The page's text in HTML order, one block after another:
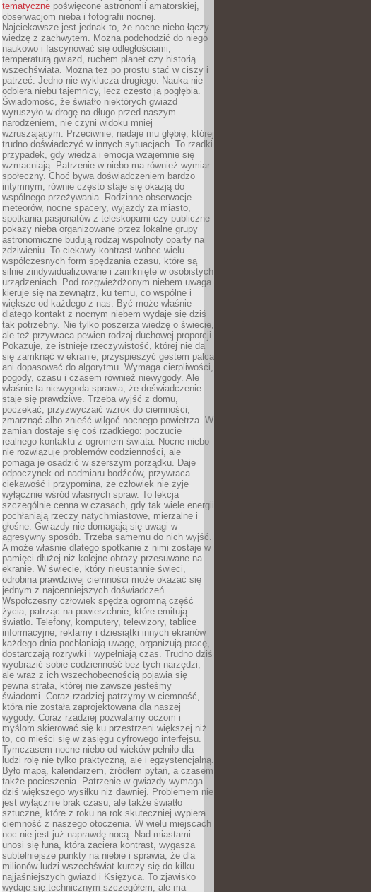
tematyczne poświęcone astronomii amatorskiej,
obserwacjom nieba i fotografii nocnej.
Najciekawsze jest jednak to, że nocne niebo łączy
wiedzę z zachwytem. Można podchodzić do niego
naukowo i fascynować się odległościami,
temperaturą gwiazd, ruchem planet czy historią
wszechświata. Można też po prostu stać w ciszy i
patrzeć. Jedno nie wyklucza drugiego. Nauka nie
odbiera niebu tajemnicy, lecz często ją pogłębia.
Świadomość, że światło niektórych gwiazd
wyruszyło w drogę na długo przed naszym
narodzeniem, nie czyni widoku mniej
wzruszającym. Przeciwnie, nadaje mu głębię, której
trudno doświadczyć w innych sytuacjach. To rzadki
przypadek, gdy wiedza i emocja wzajemnie się
wzmacniają. Patrzenie w niebo ma również wymiar
społeczny. Choć bywa doświadczeniem bardzo
intymnym, równie często staje się okazją do
wspólnego przeżywania. Rodzinne obserwacje
meteorów, nocne spacery, wyjazdy za miasto,
spotkania pasjonatów z teleskopami czy publiczne
pokazy nieba organizowane przez lokalne grupy
astronomiczne budują rodzaj wspólnoty oparty na
zdziwieniu. To ciekawy kontrast wobec wielu
współczesnych form spędzania czasu, które są
silnie zindywidualizowane i zamknięte w osobistych
urządzeniach. Pod rozgwieżdżonym niebem uwaga
kieruje się na zewnątrz, ku temu, co wspólne i
większe od każdego z nas. Być może właśnie
dlatego kontakt z nocnym niebem wydaje się dziś
tak potrzebny. Nie tylko poszerza wiedzę o świecie,
ale też przywraca pewien rodzaj duchowej proporcji.
Pokazuje, że istnieje rzeczywistość, której nie da
się zamknąć w ekranie, przyspieszyć gestem palca
ani dopasować do algorytmu. Wymaga cierpliwości,
pogody, czasu i czasem również niewygody. Ale
właśnie ta niewygoda sprawia, że doświadczenie
staje się prawdziwe. Trzeba wyjść z domu,
poczekać, przyzwyczaić wzrok do ciemności,
zmarznąć albo znieść wilgoć nocnego powietrza. W
zamian dostaje się coś rzadkiego: poczucie
realnego kontaktu z ogromem świata. Nocne niebo
nie rozwiązuje problemów codzienności, ale
pomaga je osadzić w szerszym porządku. Daje
odpoczynek od nadmiaru bodźców, przywraca
ciekawość i przypomina, że człowiek nie żyje
wyłącznie wśród własnych spraw. To lekcja
szczególnie cenna w czasach, gdy tak wiele energii
pochłaniają rzeczy natychmiastowe, mierzalne i
głośne. Gwiazdy nie domagają się uwagi w
agresywny sposób. Trzeba samemu do nich wyjść.
A może właśnie dlatego spotkanie z nimi zostaje w
pamięci dłużej niż kolejne obrazy przesuwane na
ekranie. W świecie, który nieustannie świeci,
odrobina prawdziwej ciemności może okazać się
jednym z najcenniejszych doświadczeń.
Współczesny człowiek spędza ogromną część
życia, patrząc na powierzchnie, które emitują
światło. Telefony, komputery, telewizory, tablice
informacyjne, reklamy i dziesiątki innych ekranów
każdego dnia pochłaniają uwagę, organizują pracę,
dostarczają rozrywki i wypełniają czas. Trudno dziś
wyobrazić sobie codzienność bez tych narzędzi,
ale wraz z ich wszechobecnością pojawia się
pewna strata, której nie zawsze jesteśmy
świadomi. Coraz rzadziej patrzymy w ciemność,
która nie została zaprojektowana dla naszej
wygody. Coraz rzadziej pozwalamy oczom i
myślom skierować się ku przestrzeni większej niż
to, co mieści się w zasięgu cyfrowego interfejsu.
Tymczasem nocne niebo od wieków pełniło dla
ludzi rolę nie tylko praktyczną, ale i egzystencjalną.
Było mapą, kalendarzem, źródłem pytań, a czasem
także pocieszenia. Patrzenie w gwiazdy wymaga
dziś większego wysiłku niż dawniej. Problemem nie
jest wyłącznie brak czasu, ale także światło
sztuczne, które z roku na rok skuteczniej wypiera
ciemność z naszego otoczenia. W wielu miejscach
noc nie jest już naprawdę nocą. Nad miastami
unosi się łuna, która zaciera kontrast, wygasza
subtelniejsze punkty na niebie i sprawia, że dla
milionów ludzi wszechświat kurczy się do kilku
najjaśniejszych gwiazd i Księżyca. To zjawisko
wydaje się technicznym szczegółem, ale ma